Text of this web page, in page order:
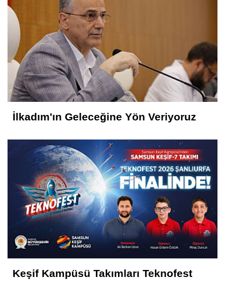
İlkadım'ın Geleceğine Yön Veriyoruz
Keşif Kampüsü Takımları Teknofest